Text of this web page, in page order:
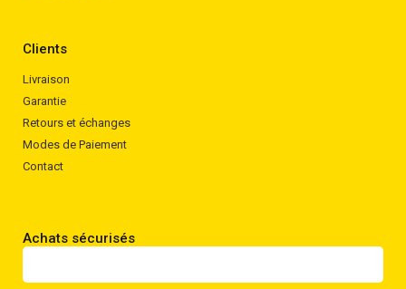
Clients
Livraison
Garantie
Retours et échanges
Modes de Paiement
Contact
Achats sécurisés